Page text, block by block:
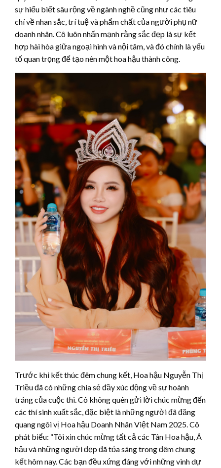
sự hiểu biết sâu rộng về ngành nghề cũng như các tiêu
chí về nhan sắc, trí tuệ và phẩm chất của người phụ nữ
doanh nhân. Cô luôn nhấn mạnh rằng sắc đẹp là sự kết
hợp hài hòa giữa ngoại hình và nội tâm, và đó chính là yếu
tố quan trọng để tạo nên một hoa hậu thành công.
Trước khi kết thúc đêm chung kết, Hoa hậu Nguyễn Thị
Triều đã có những chia sẻ đầy xúc động về sự hoành
tráng của cuộc thi. Cô không quên gửi lời chúc mừng đến
các thí sinh xuất sắc, đặc biệt là những người đã đăng
quang ngôi vị Hoa hậu Doanh Nhân Việt Nam 2025. Cô
phát biểu: “Tôi xin chúc mừng tất cả các Tân Hoa hậu, Á
hậu và những người đẹp đã tỏa sáng trong đêm chung
kết hôm nay. Các bạn đều xứng đáng với những vinh dự